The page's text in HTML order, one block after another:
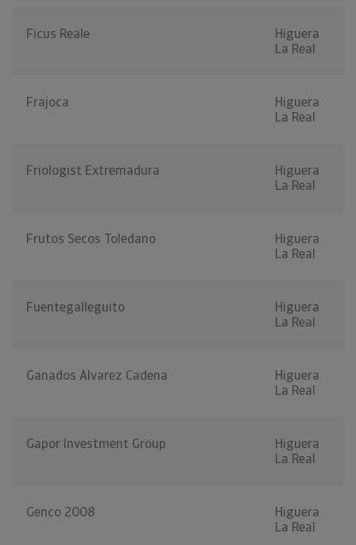
Ficus Reale
Higuera
La Real
Frajoca
Higuera
La Real
Friologist Extremadura
Higuera
La Real
Frutos Secos Toledano
Higuera
La Real
Fuentegalleguito
Higuera
La Real
Ganados Alvarez Cadena
Higuera
La Real
Gapor Investment Group
Higuera
La Real
Genco 2008
Higuera
La Real